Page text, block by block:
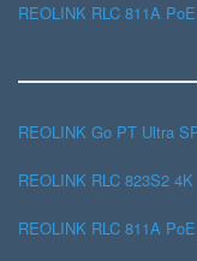
REOLINK RLC 811A PoE
REOLINK Go PT Ultra
REOLINK RLC 823S2 4K
REOLINK RLC 811A PoE